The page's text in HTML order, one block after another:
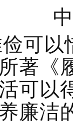
俭可
著《
可以
廉洁